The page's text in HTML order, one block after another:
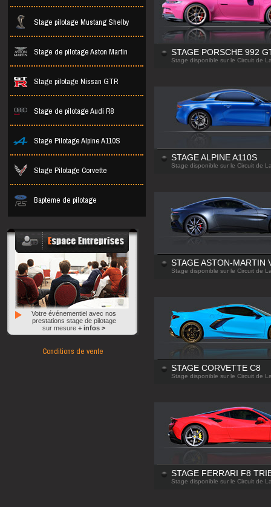
Stage pilotage Mustang Shelby
Stage de pilotage Aston Martin
Stage pilotage Nissan GTR
Stage de pilotage Audi R8
Stage Pilotage Alpine A110S
Stage Pilotage Corvette
Bapteme de pilotage
Votre événementiel avec nos
prestations stage de pilotage
sur mesure + infos >
Conditions de vente
STAGE PORSCHE 992
Stage disponible sur le Circuit de
STAGE ALPINE A110S
Stage disponible sur le Circuit de
STAGE ASTON-MARTIN
Stage disponible sur le Circuit de
STAGE CORVETTE C8
Stage disponible sur le Circuit de
STAGE FERRARI F8
Stage disponible sur le Circuit de